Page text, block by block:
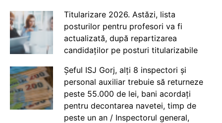
Titularizare 2026. Astăzi, lista
posturilor pentru profesori va fi
actualizată, după repartizarea
candidaților pe posturi titularizabile
Șeful ISJ Gorj, alți 8 inspectori și
personal auxiliar trebuie să returneze
peste 55.000 de lei, bani acordați
pentru decontarea navetei, timp de
peste un an / Inspectorul general,